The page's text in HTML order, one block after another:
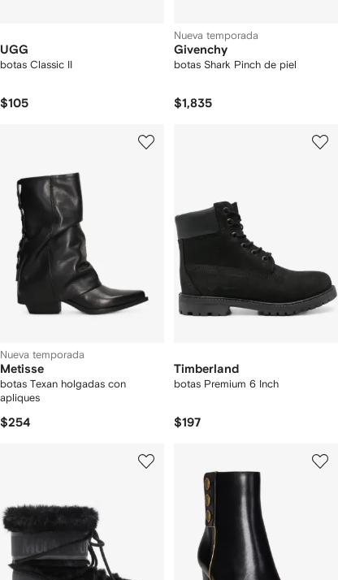
UGG
botas Classic II
$105
Nueva temporada
Givenchy
botas Shark Pinch de piel
$1,835
Nueva temporada
Metisse
botas Texan holgadas con
apliques
$254
Timberland
botas Premium 6 Inch
$197